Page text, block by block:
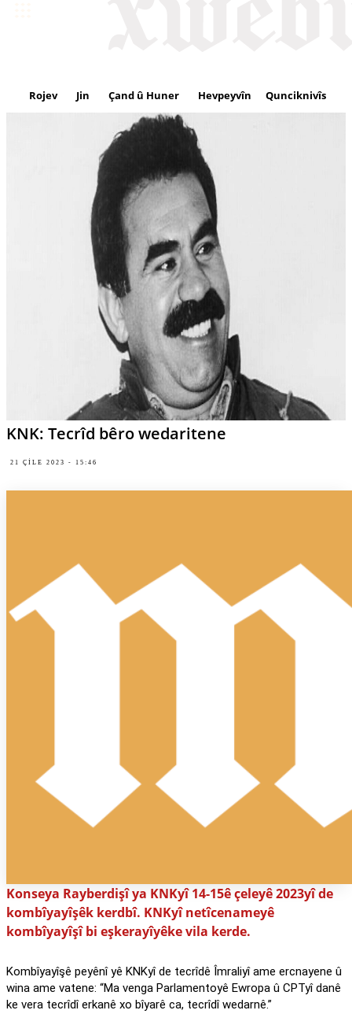
Rojev Jin Çand û Huner Hevpeyvîn Qunciknivîs
KNK: Tecrîd bêro wedaritene
21 ÇILE 2023 - 15:46
Konseya Rayberdişî ya KNKyî 14-15ê çeleyê 2023yî de
kombîyayîşêk kerdbî. KNKyî netîcenameyê
kombîyayîşî bi eşkerayîyêke vila kerde.
Kombîyayîşê peyênî yê KNKyî de tecrîdê Îmraliyî ame ercnayene û
wina ame vatene: “Ma venga Parlamentoyê Ewropa û CPTyî danê
ke vera tecrîdî erkanê xo bîyarê ca, tecrîdî wedarnê.”